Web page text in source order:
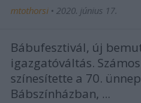
mtothorsi • 2020. június 17.
Bábufesztivál, új
igazgatóváltás.
színesítette a 70.
Bábszínházban, ...